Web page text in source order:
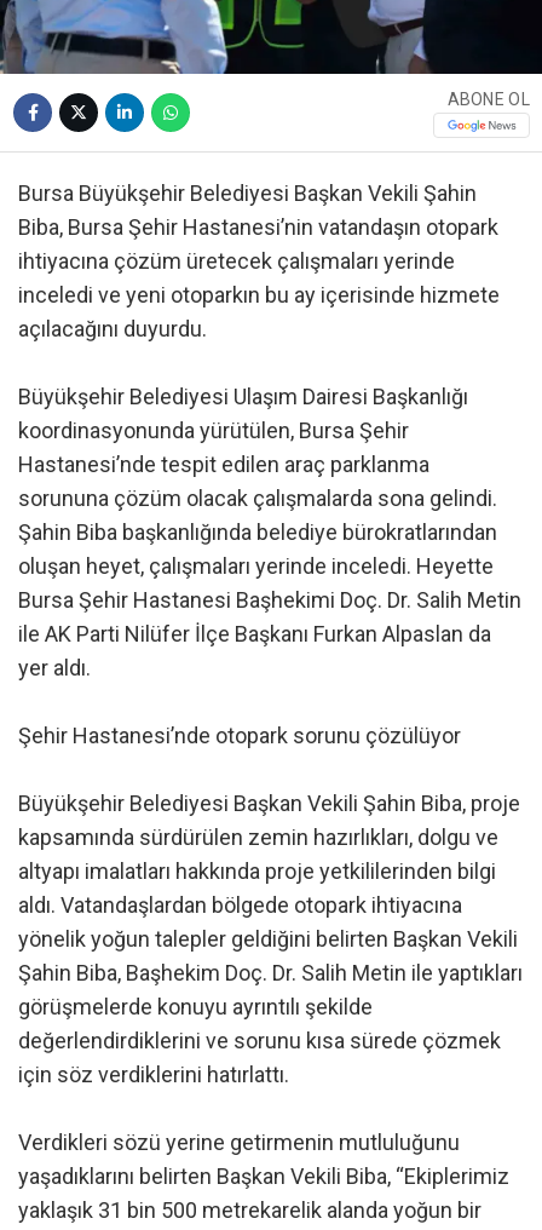
ABONE OL
Bursa Büyükşehir Belediyesi Başkan Vekili Şahin
Biba, Bursa Şehir Hastanesi’nin vatandaşın otopark
ihtiyacına çözüm üretecek çalışmaları yerinde
inceledi ve yeni otoparkın bu ay içerisinde hizmete
açılacağını duyurdu.
Büyükşehir Belediyesi Ulaşım Dairesi Başkanlığı
koordinasyonunda yürütülen, Bursa Şehir
Hastanesi’nde tespit edilen araç parklanma
sorununa çözüm olacak çalışmalarda sona gelindi.
Şahin Biba başkanlığında belediye bürokratlarından
oluşan heyet, çalışmaları yerinde inceledi. Heyette
Bursa Şehir Hastanesi Başhekimi Doç. Dr. Salih Metin
ile AK Parti Nilüfer İlçe Başkanı Furkan Alpaslan da
yer aldı.
Şehir Hastanesi’nde otopark sorunu çözülüyor
Büyükşehir Belediyesi Başkan Vekili Şahin Biba, proje
kapsamında sürdürülen zemin hazırlıkları, dolgu ve
altyapı imalatları hakkında proje yetkililerinden bilgi
aldı. Vatandaşlardan bölgede otopark ihtiyacına
yönelik yoğun talepler geldiğini belirten Başkan Vekili
Şahin Biba, Başhekim Doç. Dr. Salih Metin ile yaptıkları
görüşmelerde konuyu ayrıntılı şekilde
değerlendirdiklerini ve sorunu kısa sürede çözmek
için söz verdiklerini hatırlattı.
Verdikleri sözü yerine getirmenin mutluluğunu
yaşadıklarını belirten Başkan Vekili Biba, “Ekiplerimiz
yaklaşık 31 bin 500 metrekarelik alanda yoğun bir